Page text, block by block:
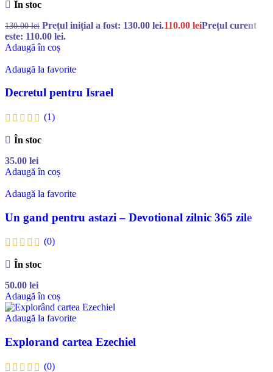
În stoc
130.00lei Prețul inițial a fost: 130.00 lei.110.00 leiPrețul curent
este: 110.00 lei.
Adaugă în coș
Adaugă la favorite
Decretul pentru Israel
(1)
În stoc
35.00 lei
Adaugă în coș
Adaugă la favorite
Un gand pentru astazi – Devotional zilnic 365 zile
(0)
În stoc
50.00 lei
Adaugă în coș
Adaugă la favorite
Explorand cartea Ezechiel
(0)